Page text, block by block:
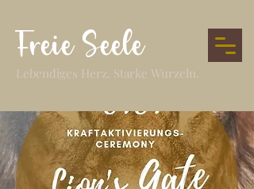
Freie Seele
Lebendiges Herz. Starke Wurzeln.